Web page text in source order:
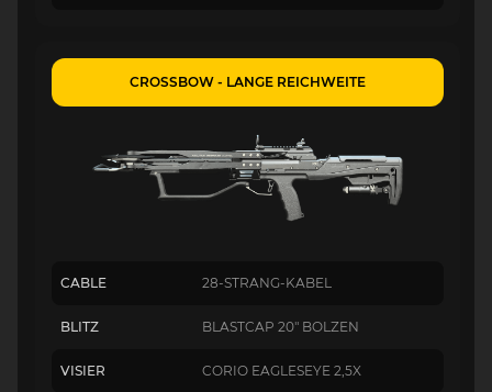
CROSSBOW - LANGE REICHWEITE
CABLE 28-STRANG-KABEL
BLITZ BLASTCAP 20" BOLZEN
VISIER CORIO EAGLESEYE 2,5X